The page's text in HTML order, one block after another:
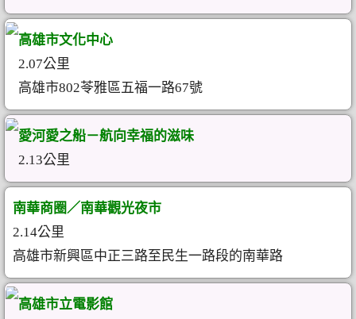
高雄市文化中心
2.07公里
高雄市802苓雅區五福一路67號
愛河愛之船－航向幸福的滋味
2.13公里
南華商圈／南華觀光夜市
2.14公里
高雄市新興區中正三路至民生一路段的南華路
高雄市立電影館